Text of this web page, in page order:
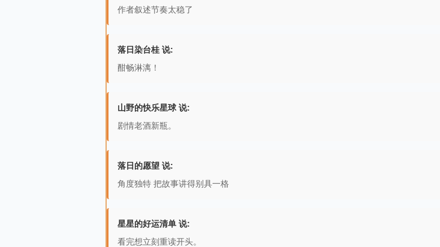
作者叙述节奏太稳了
落日染台桂 说:
酣畅淋漓！
山野的快乐星球 说:
剧情老酒新瓶。
落日的愿望 说:
角度独特 把故事讲得别具一格
星星的好运清单 说:
看完想立刻重读开头。